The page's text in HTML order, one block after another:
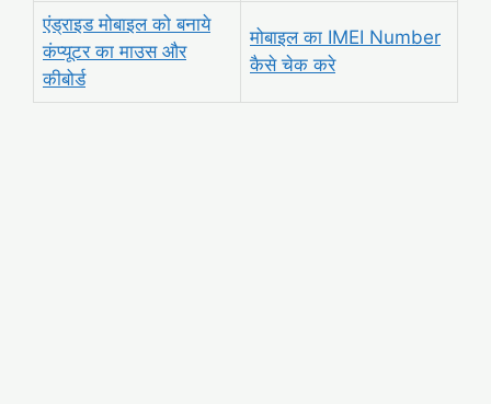
एंड्राइड मोबाइल को बनाये
कंप्यूटर का माउस और
कीबोर्ड
मोबाइल का IMEI Number
कैसे चेक करे